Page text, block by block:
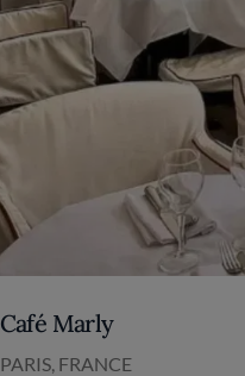
Café Marly
PARIS, FRANCE